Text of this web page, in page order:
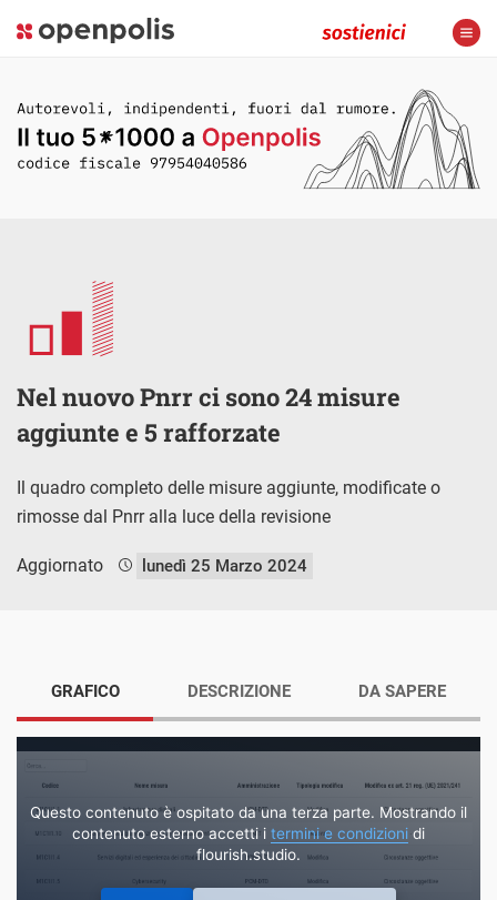
Nel nuovo Pnrr ci sono 24 misure
aggiunte e 5 rafforzate
Il quadro completo delle misure aggiunte, modificate o
rimosse dal Pnrr alla luce della revisione
Aggiornato lunedì 25 Marzo 2024
GRAFICO
Questo contenuto è ospitato da una terza parte. Mostrando il
contenuto esterno accetti i termini e condizioni di
flourish.studio.
DESCRIZIONE DA SAPERE